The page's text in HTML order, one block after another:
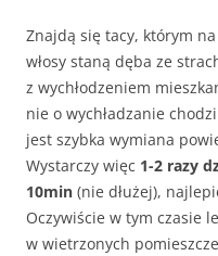
Znajdą się tacy, którym
włosy staną dęba ze
z wychłodzeniem
nie o wychładzanie
jest szybka wymiana
Wystarczy więc 1-2 razy
10min (nie dłużej),
Oczywiście w tym czasie
w wietrzonych